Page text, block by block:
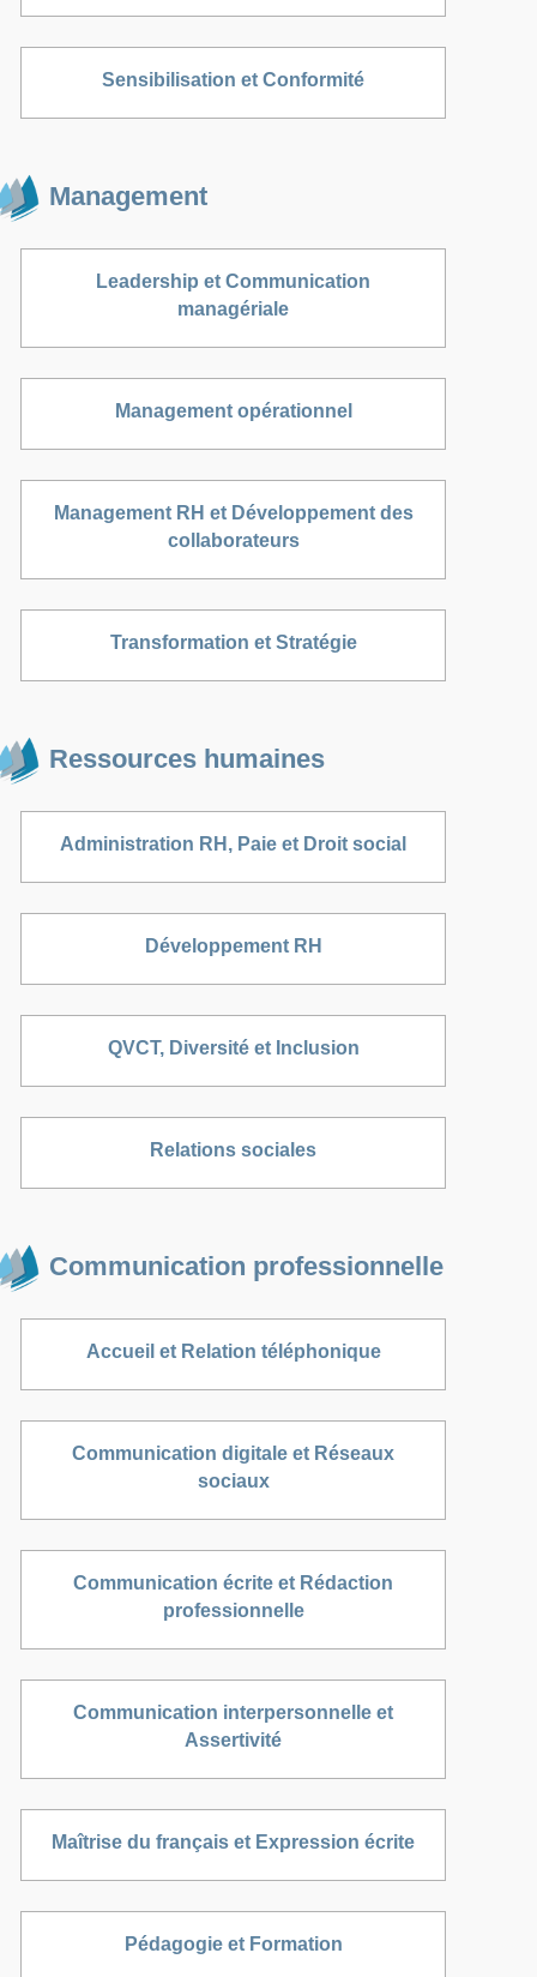
Sensibilisation et Conformité
Management
Leadership et Communication
managériale
Management opérationnel
Management RH et Développement des
collaborateurs
Transformation et Stratégie
Ressources humaines
Administration RH, Paie et Droit social
Développement RH
QVCT, Diversité et Inclusion
Relations sociales
Communication professionnelle
Accueil et Relation téléphonique
Communication digitale et Réseaux
sociaux
Communication écrite et Rédaction
professionnelle
Communication interpersonnelle et
Assertivité
Maîtrise du français et Expression écrite
Pédagogie et Formation